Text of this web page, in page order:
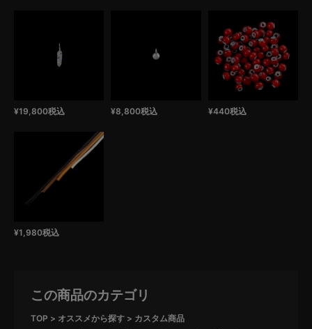
¥19,800税込 ¥8,800税込 ¥440税込
¥1,980税込
この商品のカテゴリ
TOP オススメから探す
カスタム商品